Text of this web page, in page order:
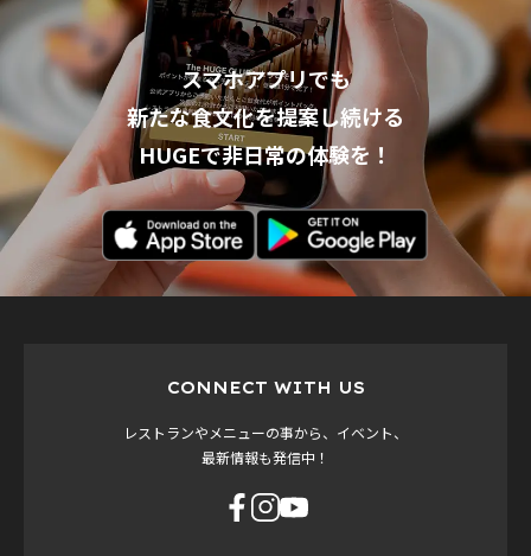
スマホアプリでも
新たな食文化を提案し続ける
HUGEで非日常の体験を！
CONNECT WITH US
レストランやメニューの事から、イベント、
最新情報も発信中！